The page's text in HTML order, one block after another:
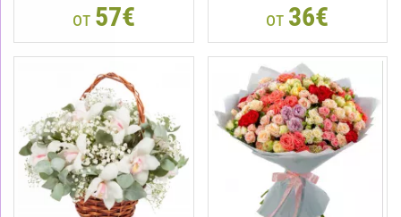
от 57€ от 36€